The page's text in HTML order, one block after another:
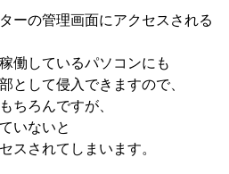
ーの管理画面にアクセスされる
働しているパソコンにも
として侵入できますので、
ちろんですが、
いないと
スされてしまいます。